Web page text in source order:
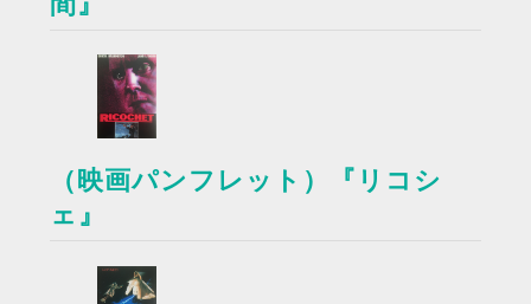
（映画パンフレット）『リコシ
ェ』